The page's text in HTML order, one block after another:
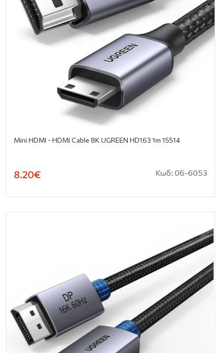
Mini HDMI - HDMI Cable 8K UGREEN HD163 1m 15514
8.20€ Κωδ: 06-6053